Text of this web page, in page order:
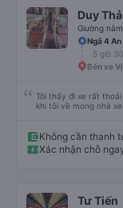
Duy
Giường
Ngã 4
5 giờ
Bến xe
Tôi thấy đi xe rất thoải mái nhà xe rất tốt
khi tôi về mong nhà
Không cần thanh
Xác nhận chỗ
Tư Tiến